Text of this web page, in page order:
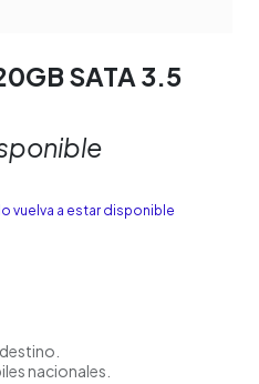
SATA 3.5
vuelva a estar disponible
nacionales.